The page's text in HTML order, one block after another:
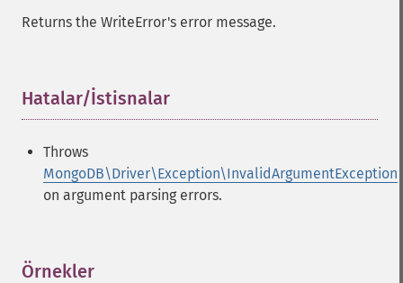
Returns the WriteError's error message.
Hatalar/İstisnalar
Throws
MongoDB\Driver\Exception\InvalidArgumentException
on argument parsing errors.
Örnekler